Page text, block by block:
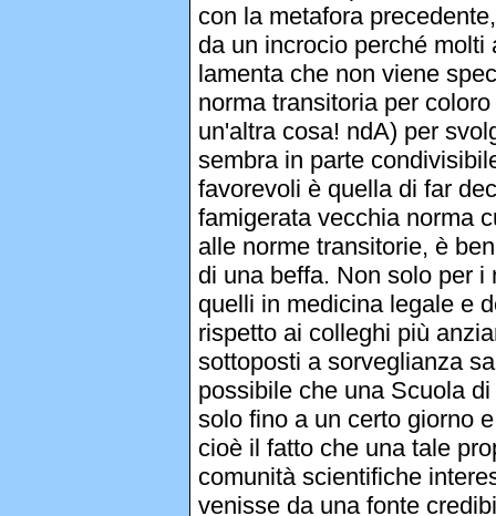
con la metafora
da un incrocio perché
lamenta che non viene
norma transitoria per
un'altra cosa! ndA) per
sembra in parte
favorevoli è quella di far
famigerata vecchia norma
alle norme transitorie, è
di una beffa. Non solo per
quelli in medicina legale e
rispetto ai colleghi più
sottoposti a sorveglianza
possibile che una Scuola
solo fino a un certo giorno
cioè il fatto che una tale
comunità scientifiche
venisse da una fonte